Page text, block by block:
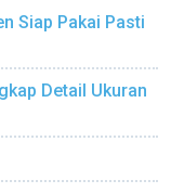
Siap Pakai Pasti
Detail Ukuran